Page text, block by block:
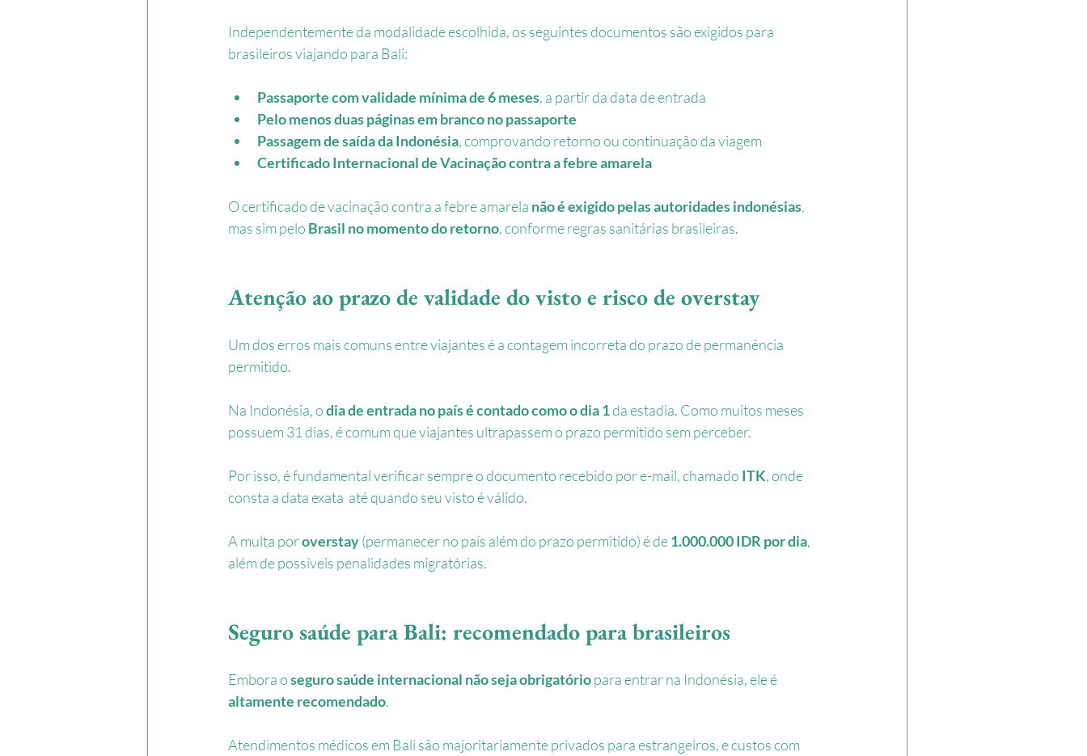
Independentemente da modalidade escolhida, os seguintes documentos são exigidos para
brasileiros viajando para Bali:
Passaporte com validade mínima de 6 meses, a partir da data de entrada
Pelo menos duas páginas em branco no passaporte
Passagem de saída da Indonésia, comprovando retorno ou continuação da viagem
Certificado Internacional de Vacinação contra a febre amarela
O certificado de vacinação contra a febre amarela não é exigido pelas autoridades indonésias,
mas sim pelo Brasil no momento do retorno, conforme regras sanitárias brasileiras.
Atenção ao prazo de validade do visto e risco de overstay
Um dos erros mais comuns entre viajantes é a contagem incorreta do prazo de permanência
permitido.
Na Indonésia, o dia de entrada no país é contado como o dia 1 da estadia. Como muitos meses
possuem 31 dias, é comum que viajantes ultrapassem o prazo permitido sem perceber.
Por isso, é fundamental verificar sempre o documento recebido por e-mail, chamado ITK, onde
consta a data exata  até quando seu visto é válido.
A multa por overstay (permanecer no país além do prazo permitido) é de 1.000.000 IDR por dia,
além de possíveis penalidades migratórias.
Seguro saúde para Bali: recomendado para brasileiros
Embora o seguro saúde internacional não seja obrigatório para entrar na Indonésia, ele é
altamente recomendado.
Atendimentos médicos em Bali são majoritariamente privados para estrangeiros, e custos com